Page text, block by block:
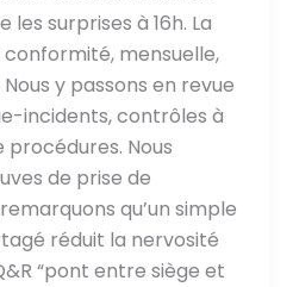
surprises à 16h. La
mensuelle,
y passons en revue
incidents, contrôles à
procédures. Nous
de prise de
qu’un simple
réduit la nervosité
“pont entre siège et